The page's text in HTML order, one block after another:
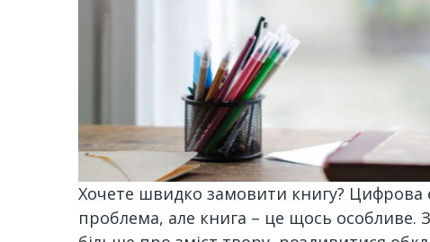
Хочете швидко замовити книгу?
проблема, але книга – це щось особливе.